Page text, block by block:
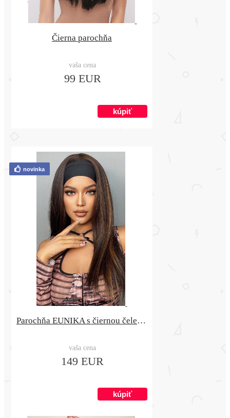
Čierna parochňa
vaša cena
99 EUR
Parochňa EUNIKA s čiernou čelenkou
vaša cena
149 EUR
novinka